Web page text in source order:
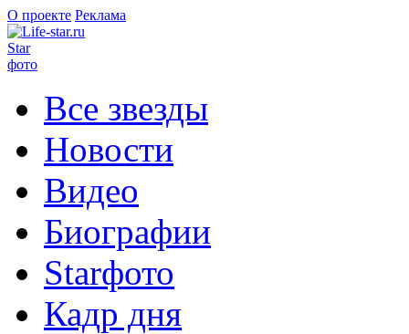
О проекте Реклама
Star
фото
Все звезды
Новости
Видео
Биографии
Starфото
Кадр дня